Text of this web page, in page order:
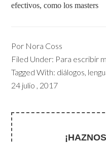
efectivos, como los masters
Por Nora Coss
Filed Under: Para escribir
Tagged With: diálogos
24 julio , 2017